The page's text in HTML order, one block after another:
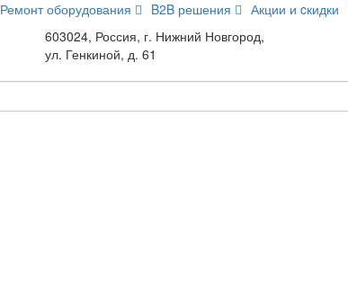
Ремонт оборудования B2B решения Акции и cкидки
603024, Россия, г. Нижний Новгород,
ул. Генкиной, д. 61